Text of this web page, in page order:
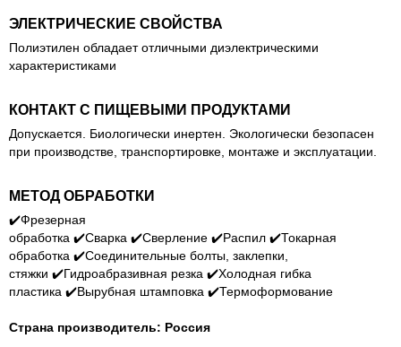
ЭЛЕКТРИЧЕСКИЕ СВОЙСТВА
Полиэтилен обладает отличными диэлектрическими
характеристиками
КОНТАКТ С ПИЩЕВЫМИ ПРОДУКТАМИ
Допускается. Биологически инертен. Экологически безопасен
при производстве, транспортировке, монтаже и эксплуатации.
МЕТОД ОБРАБОТКИ
✔️Фрезерная
обработка ✔️Сварка ✔️Сверление ✔️Распил ✔️Токарная
обработка ✔️Соединительные болты, заклепки,
стяжки ✔️Гидроабразивная резка ✔️Холодная гибка
пластика ✔️Вырубная штамповка ✔️Термоформование
Страна производитель: Россия